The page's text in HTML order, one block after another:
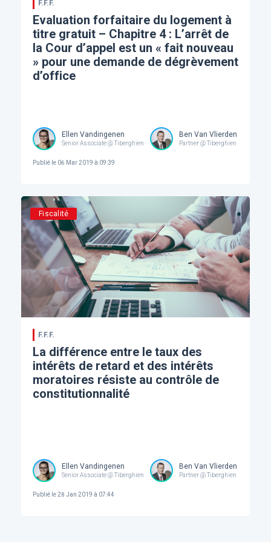
F.F.F.
Evaluation forfaitaire du logement à
titre gratuit – Chapitre 4 : L’arrêt de
la Cour d’appel est un « fait nouveau
» pour une demande de dégrèvement
d’office
Ellen Vandingenen
Senior Associate @ Tiberghien
Ben Van Vlierden
Partner @ Tiberghien
Publié le06 Mar 2019 à 09:39
Fiscalité
F.F.F.
La différence entre le taux des
intérêts de retard et des intérêts
moratoires résiste au contrôle de
constitutionnalité
Ellen Vandingenen
Senior Associate @ Tiberghien
Ben Van Vlierden
Partner @ Tiberghien
Publié le28 Jan 2019 à 07:44